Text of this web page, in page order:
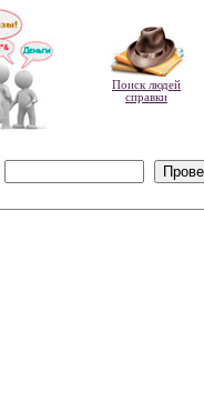
Поиск людей
справки